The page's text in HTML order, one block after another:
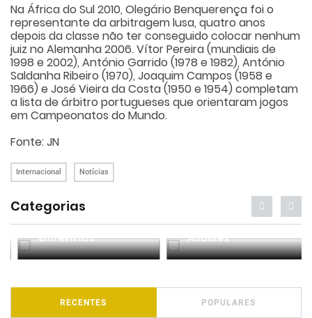
Na África do Sul 2010, Olegário Benquerença foi o
representante da arbitragem lusa, quatro anos
depois da classe não ter conseguido colocar nenhum
juiz no Alemanha 2006. Vítor Pereira (mundiais de
1998 e 2002), António Garrido (1978 e 1982), António
Saldanha Ribeiro (1970), Joaquim Campos (1958 e
1966) e José Vieira da Costa (1950 e 1954) completam
a lista de árbitro portugueses que orientaram jogos
em Campeonatos do Mundo.
Fonte: JN
Internacional Notícias
Categorias
Entrevistas Análises
RECENTES POPULARES